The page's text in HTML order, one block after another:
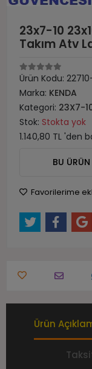
23x7-10
Takım Atv
Ürün Kodu:
Marka: KENDA
Kategori: 23X7-
Stok: Stokta yok
1.140,80 TL 'den
BU
Favorilerime
Ürün